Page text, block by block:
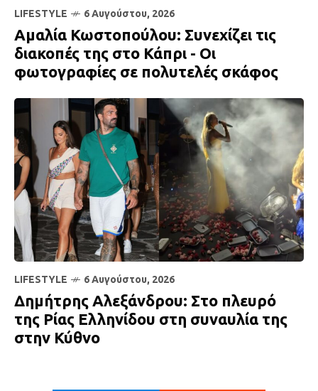
LIFESTYLE 6 Αυγούστου, 2026
Αμαλία Κωστοπούλου: Συνεχίζει τις
διακοπές της στο Κάπρι - Οι
φωτογραφίες σε πολυτελές σκάφος
LIFESTYLE 6 Αυγούστου, 2026
Δημήτρης Αλεξάνδρου: Στο πλευρό
της Ρίας Ελληνίδου στη συναυλία της
στην Κύθνο